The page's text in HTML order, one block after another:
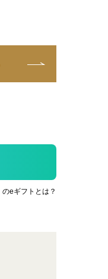
のeギフトとは？